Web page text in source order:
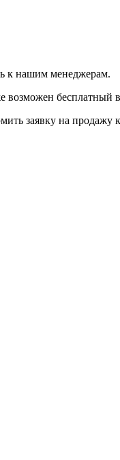
к нашим менеджерам.
бесплатный
заявку на продажу